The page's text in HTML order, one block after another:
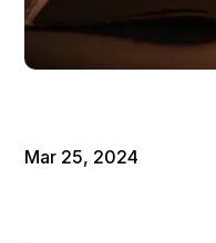
Mar 25, 2024